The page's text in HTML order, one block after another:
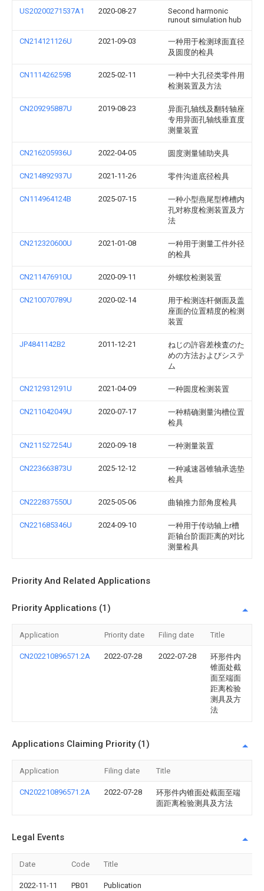
US20200271537A1 2020-08-27
Second harmonic
runout simulation hub
CN214121126U 2021-09-03
一种用于检测球面直径
及圆度的检具
CN111426259B 2025-02-11
一种中大孔径类零件用
检测装置及方法
CN209295887U 2019-08-23
异面孔轴线及翻转轴座
专用异面孔轴线垂直度
测量装置
CN216205936U 2022-04-05 圆度测量辅助夹具
CN214892937U 2021-11-26 零件沟道底径检具
CN114964124B 2025-07-15
一种小型燕尾型榫槽内
孔对称度检测装置及方
法
CN212320600U 2021-01-08
一种用于测量工件外径
的检具
CN211476910U 2020-09-11 外螺纹检测装置
CN210070789U 2020-02-14
用于检测连杆侧面及盖
座面的位置精度的检测
装置
JP4841142B2 2011-12-21
ねじの許容差検査のた
めの方法およびシステ
ム
CN212931291U 2021-04-09 一种圆度检测装置
CN211042049U 2020-07-17
一种精确测量沟槽位置
检具
CN211527254U 2020-09-18 一种测量装置
CN223663873U 2025-12-12
一种减速器锥轴承选垫
检具
CN222837550U 2025-05-06 曲轴推力部角度检具
CN221685346U 2024-09-10
一种用于传动轴上r槽
距轴台阶面距离的对比
测量检具
Priority And Related Applications
Priority Applications (1)
Application Priority date Filing date Title
CN202210896571.2A 2022-07-28 2022-07-28
环形件内
锥面处截
面至端面
距离检验
测具及方
法
Applications Claiming Priority (1)
Application Filing date Title
CN202210896571.2A 2022-07-28
环形件内锥面处截面至端
面距离检验测具及方法
Legal Events
Date Code Title
2022-11-11 PB01 Publication